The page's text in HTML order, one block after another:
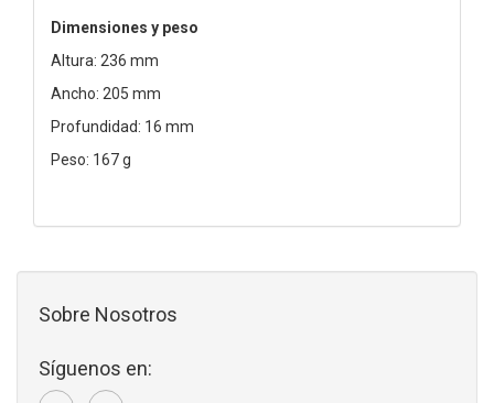
Dimensiones y peso
Altura: 236 mm
Ancho: 205 mm
Profundidad: 16 mm
Peso: 167 g
Sobre Nosotros
Síguenos en: